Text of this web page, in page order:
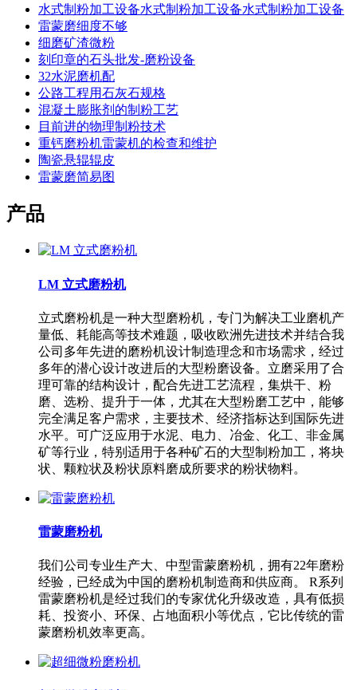
水式制粉加工设备水式制粉加工设备水式制粉加工设备
雷蒙磨细度不够
细磨矿渣微粉
刻印章的石头批发-磨粉设备
32水泥磨机配
公路工程用石灰石规格
混凝土膨胀剂的制粉工艺
目前进的物理制粉技术
重钙磨粉机雷蒙机的检查和维护
陶瓷悬辊辊皮
雷蒙磨简易图
产品
LM 立式磨粉机
立式磨粉机是一种大型磨粉机，专门为解决工业磨机产
量低、耗能高等技术难题，吸收欧洲先进技术并结合我
公司多年先进的磨粉机设计制造理念和市场需求，经过
多年的潜心设计改进后的大型粉磨设备。立磨采用了合
理可靠的结构设计，配合先进工艺流程，集烘干、粉
磨、选粉、提升于一体，尤其在大型粉磨工艺中，能够
完全满足客户需求，主要技术、经济指标达到国际先进
水平。可广泛应用于水泥、电力、冶金、化工、非金属
矿等行业，特别适用于各种矿石的大型制粉加工，将块
状、颗粒状及粉状原料磨成所要求的粉状物料。
雷蒙磨粉机
我们公司专业生产大、中型雷蒙磨粉机，拥有22年磨粉
经验，已经成为中国的磨粉机制造商和供应商。 R系列
雷蒙磨粉机是经过我们的专家优化升级改造，具有低损
耗、投资小、环保、占地面积小等优点，它比传统的雷
蒙磨粉机效率更高。